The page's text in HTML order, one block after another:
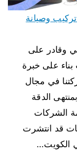
فني تكييف هندي الدعية 98548488 تركيب وصيانة
وقادر على
بناء على خبرة
في مجال
الدقة
الشركات
قد انتشرت
الكويت…